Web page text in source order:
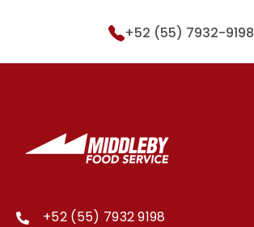
+52 (55) 7932-9198
+52 (55) 7932 9198